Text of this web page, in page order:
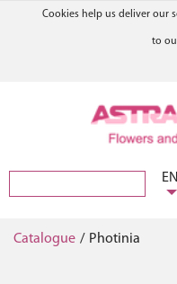
Cookies help us deliver our
to
EN
Catalogue / Photinia